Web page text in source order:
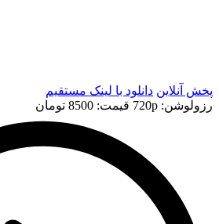
پخش آنلاین دانلود با لينک مستقيم
رزولوشن: 720p
قيمت: 8500 تومان